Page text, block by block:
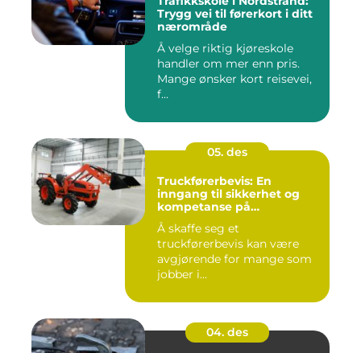
Trygg vei til førerkort i ditt
nærområde
Å velge riktig kjøreskole
handler om mer enn pris.
Mange ønsker kort reisevei,
f...
05. des
Truckførerbevis: En
inngang til sikkerhet og
kompetanse på
arbeidsplassen
Å skaffe seg et
truckførerbevis kan være
avgjørende for mange som
jobber i...
04. des